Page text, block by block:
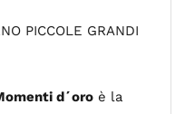
PICCOLE GRANDI
d´oro è la